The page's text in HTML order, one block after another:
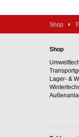
Shop
Shop
Lager- &